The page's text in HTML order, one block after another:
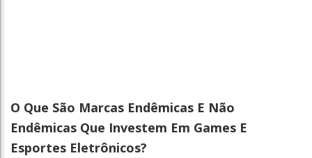
O Que São Marcas Endêmicas E Não
Endêmicas Que Investem Em Games E
Esportes Eletrônicos?